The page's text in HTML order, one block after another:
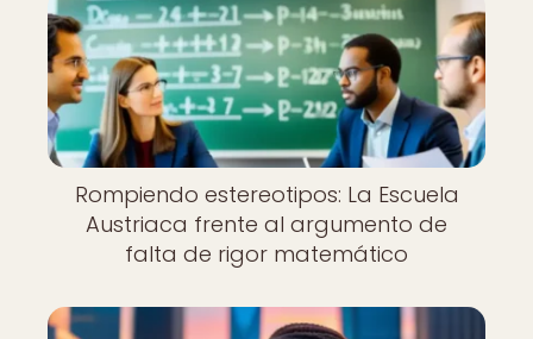
Rompiendo estereotipos: La Escuela
Austriaca frente al argumento de
falta de rigor matemático